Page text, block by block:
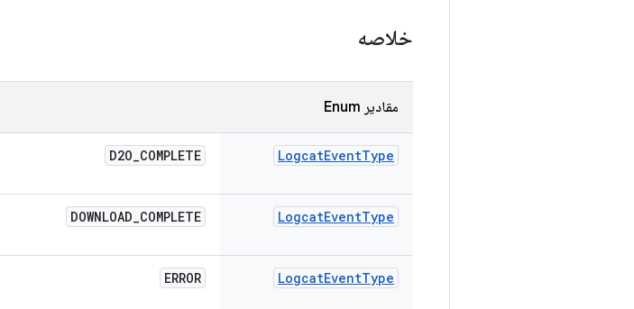
خلاصه
مقادیر Enum
LogcatEventType
D2O_COMPLETE
LogcatEventType
DOWNLOAD_COMPLETE
LogcatEventType
ERROR